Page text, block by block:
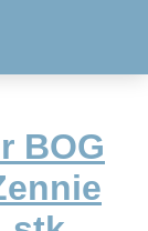
BOG